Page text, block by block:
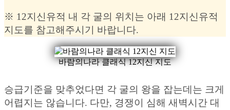
※ 12지신유적 내 각 굴의 위치는 아래 12지신유적
지도를 참고해주시기 바랍니다.
바람의나라 클래식 12지신 지도
승급기준을 맞추었다면 각 굴의 왕을 잡는데는 크게
어렵지는 않습니다. 다만, 경쟁이 심해 새벽시간 대